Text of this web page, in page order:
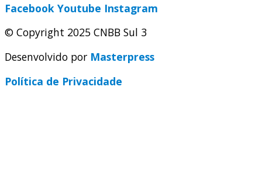
Facebook Youtube Instagram
© Copyright 2025 CNBB Sul 3
Desenvolvido por Masterpress
Política de Privacidade